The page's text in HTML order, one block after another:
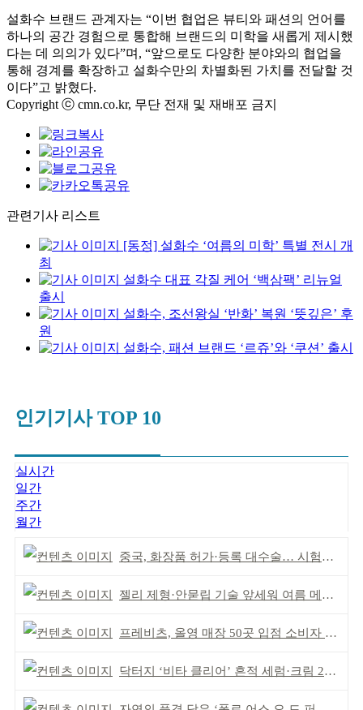
설화수 브랜드 관계자는 “이번 협업은 뷰티와 패션의 언어를
하나의 공간 경험으로 통합해 브랜드의 미학을 새롭게 제시했
다는 데 의의가 있다”며, “앞으로도 다양한 분야와의 협업을
통해 경계를 확장하고 설화수만의 차별화된 가치를 전달할 것
이다”고 밝혔다.
Copyright ⓒ cmn.co.kr, 무단 전재 및 재배포 금지
관련기사 리스트
[동정] 설화수 ‘여름의 미학’ 특별 전시 개
최
설화수 대표 각질 케어 ‘백삼팩’ 리뉴얼
출시
설화수, 조선왕실 ‘반화’ 복원 ‘뜻깊은’ 후
원
설화수, 패션 브랜드 ‘르쥬’와 ‘쿠션’ 출시
인기기사 TOP 10
실시간
일간
주간
월간
중국, 화장품 허가·등록 대수술… 시험자료 공용 허용
젤리 제형·안묻립 기술 앞세워 여름 메이크업 시장 공략
프레비츠, 올영 매장 50곳 입점 소비자 접점 강화
닥터지 ‘비타 클리어’ 흔적 세럼·크림 2종 출시